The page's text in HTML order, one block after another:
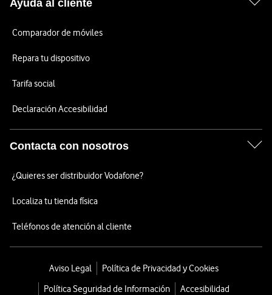
Ayuda al cliente
Comparador de móviles
Repara tu dispositivo
Tarifa social
Declaración Accesibilidad
Contacta con nosotros
¿Quieres ser distribuidor Vodafone?
Localiza tu tienda física
Teléfonos de atención al cliente
Aviso Legal
Política de Privacidad y Cookies
Política Seguridad de Información
Accesibilidad